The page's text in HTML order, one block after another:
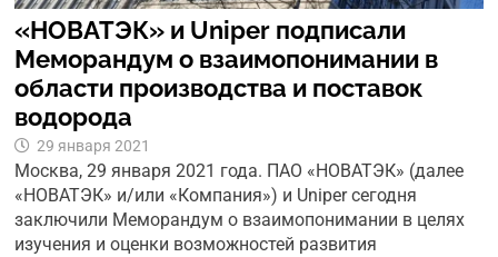
«НОВАТЭК» и Uniper подписали
Меморандум о взаимопонимании в
области производства и поставок
водорода
29 января 2021
Москва, 29 января 2021 года. ПАО «НОВАТЭК» (далее
«НОВАТЭК» и/или «Компания») и Uniper сегодня
заключили Меморандум о взаимопонимании в целях
изучения и оценки возможностей развития